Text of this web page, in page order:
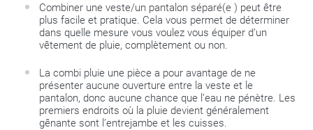
Combiner une veste/un pantalon séparé(e ) peut être
plus facile et pratique. Cela vous permet de déterminer
dans quelle mesure vous voulez vous équiper d’un
vêtement de pluie, complètement ou non.
La combi pluie une pièce a pour avantage de ne
présenter aucune ouverture entre la veste et le
pantalon, donc aucune chance que l’eau ne pénètre. Les
premiers endroits où la pluie devient généralement
gênante sont l’entrejambe et les cuisses.